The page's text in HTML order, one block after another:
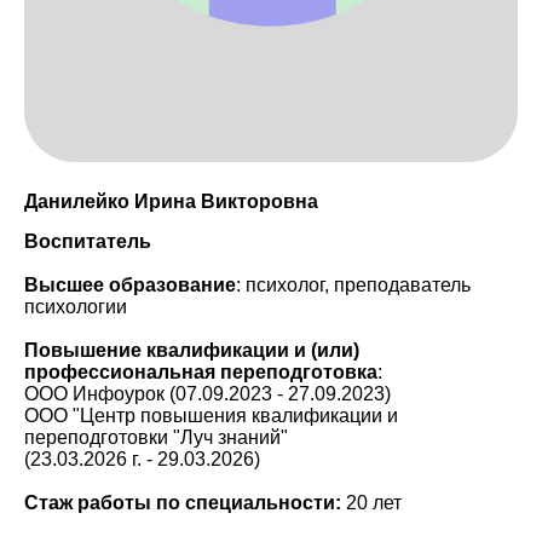
Данилейко Ирина Викторовна
Воспитатель
Высшее образование: психолог, преподаватель
психологии
Повышение квалификации и (или)
профессиональная переподготовка:
ООО Инфоурок (07.09.2023 - 27.09.2023)
ООО "Центр повышения квалификации и
переподготовки "Луч знаний"
(23.03.2026 г. - 29.03.2026)
Стаж работы по специальности: 20 лет